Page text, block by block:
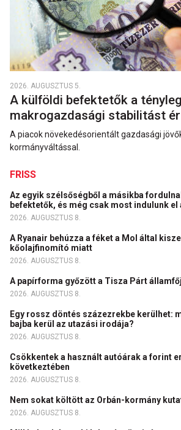
2026. AUGUSZTUS 5.
A külföldi befektetők a
makrogazdasági stabilitást
A piacok növekedésorientált gazdasági
kormányváltással.
FRISS
Az egyik szélsőségből a másikba
befektetők, és még csak most indulunk el
2026. AUGUSZTUS 8.
A Ryanair behúzza a féket a Mol által
kőolajfinomító miatt
2026. AUGUSZTUS 8.
A papírforma győzött a Tisza Párt
2026. AUGUSZTUS 8.
Egy rossz döntés százezrekbe kerülhet:
bajba kerül az utazási irodája?
2026. AUGUSZTUS 8.
Csökkentek a használt autóárak a forint
következtében
2026. AUGUSZTUS 8.
Nem sokat költött az Orbán-kormány
2026. AUGUSZTUS 8.